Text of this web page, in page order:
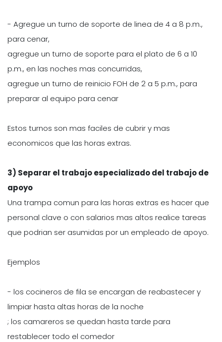
- Agregue un turno de soporte de linea de 4 a 8 p.m.,
para cenar,
agregue un turno de soporte para el plato de 6 a 10
p.m., en las noches mas concurridas,
agregue un turno de reinicio FOH de 2 a 5 p.m., para
preparar al equipo para cenar
Estos turnos son mas faciles de cubrir y mas
economicos que las horas extras.
3) Separar el trabajo especializado del trabajo de
apoyo
Una trampa comun para las horas extras es hacer que
personal clave o con salarios mas altos realice tareas
que podrian ser asumidas por un empleado de apoyo.
Ejemplos
- los cocineros de fila se encargan de reabastecer y
limpiar hasta altas horas de la noche
; los camareros se quedan hasta tarde para
restablecer todo el comedor